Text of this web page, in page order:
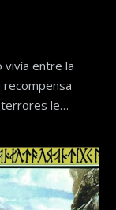
vivía entre la
recompensa
le…